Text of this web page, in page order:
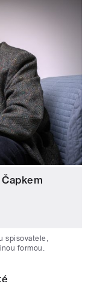
spisovatele,
formou.